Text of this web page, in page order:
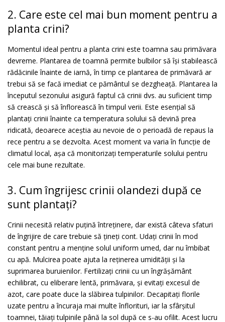
2. Care este cel mai bun moment pentru a
planta crini?
Momentul ideal pentru a planta crini este toamna sau primăvara
devreme. Plantarea de toamnă permite bulbilor să își stabilească
rădăcinile înainte de iarnă, în timp ce plantarea de primăvară ar
trebui să se facă imediat ce pământul se dezgheață. Plantarea la
începutul sezonului asigură faptul că crinii dvs. au suficient timp
să crească și să înflorească în timpul verii. Este esențial să
plantați crinii înainte ca temperatura solului să devină prea
ridicată, deoarece aceștia au nevoie de o perioadă de repaus la
rece pentru a se dezvolta. Acest moment va varia în funcție de
climatul local, așa că monitorizați temperaturile solului pentru
cele mai bune rezultate.
3. Cum îngrijesc crinii olandezi după ce
sunt plantați?
Crinii necesită relativ puțină întreținere, dar există câteva sfaturi
de îngrijire de care trebuie să țineți cont. Udați crinii în mod
constant pentru a menține solul uniform umed, dar nu îmbibat
cu apă. Mulcirea poate ajuta la reținerea umidității și la
suprimarea buruienilor. Fertilizați crinii cu un îngrășământ
echilibrat, cu eliberare lentă, primăvara, și evitați excesul de
azot, care poate duce la slăbirea tulpinilor. Decapitați florile
uzate pentru a încuraja mai multe înflorituri, iar la sfârșitul
toamnei, tăiați tulpinile până la sol după ce s-au ofilit. Acest lucru